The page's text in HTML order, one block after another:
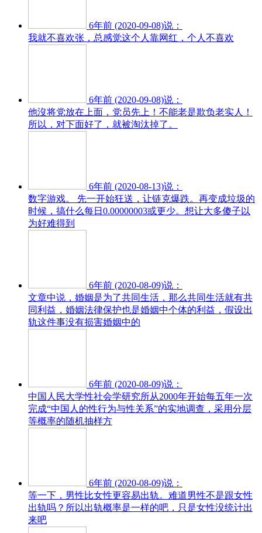
6年前 (2020-09-08)说：
我就不喜欢张，总感觉这个人靠网红，个人不喜欢
6年前 (2020-09-08)说：
他沒将党放在上面，党员先上！不能老是欺负老实人！
所以，对下面好了，就被淘汰掉了。
6年前 (2020-08-13)说：
数字游戏。 先一开始狂送，让链克爆跌。再变成垃圾的
时候，搞什么每日0.00000003或更少。想让大多傻子以
为好难得到
6年前 (2020-08-09)说：
文章中说，婚姻是为了共同生活，那么共同生活就有共
同利益，婚姻法律保护也是婚姻中个体的利益，假设出
轨这件事没有损害婚姻中的
6年前 (2020-08-09)说：
中国人民大学性社会学研究所从2000年开始每五年一次
完成“中国人的性行为与性关系”的实地调查，采用分层
等概率的随机抽样方
6年前 (2020-08-09)说：
等一下，男性比女性更容易出轨。难道男性不是跟女性
出轨吗？所以出轨概率是一样的吧，只是女性没统计出
来吧